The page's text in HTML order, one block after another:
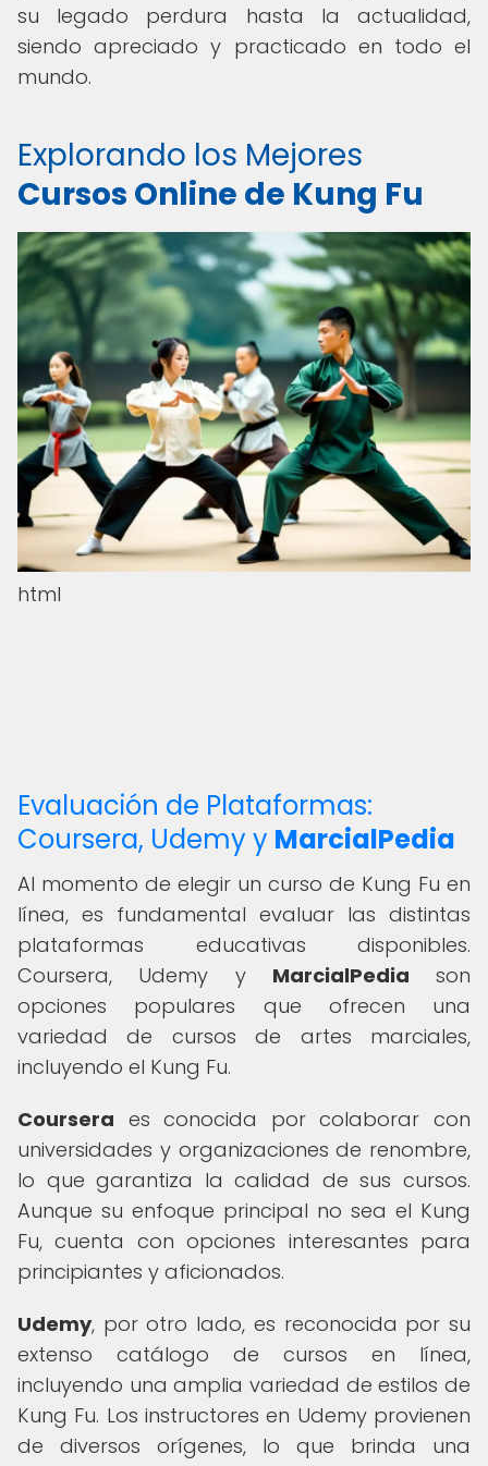
su legado perdura hasta la actualidad,
siendo apreciado y practicado en todo el
mundo.
Explorando los Mejores
Cursos Online de Kung Fu
html
Evaluación de Plataformas:
Coursera, Udemy y MarcialPedia
Al momento de elegir un curso de Kung Fu en
línea, es fundamental evaluar las distintas
plataformas educativas disponibles.
Coursera, Udemy y MarcialPedia son
opciones populares que ofrecen una
variedad de cursos de artes marciales,
incluyendo el Kung Fu.
Coursera es conocida por colaborar con
universidades y organizaciones de renombre,
lo que garantiza la calidad de sus cursos.
Aunque su enfoque principal no sea el Kung
Fu, cuenta con opciones interesantes para
principiantes y aficionados.
Udemy, por otro lado, es reconocida por su
extenso catálogo de cursos en línea,
incluyendo una amplia variedad de estilos de
Kung Fu. Los instructores en Udemy provienen
de diversos orígenes, lo que brinda una